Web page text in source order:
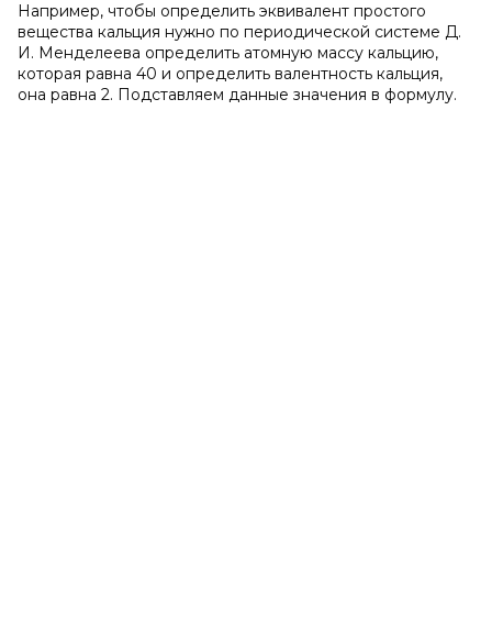
Например, чтобы определить эквивалент простого
вещества кальция нужно по периодической системе Д.
И. Менделеева определить атомную массу кальцию,
которая равна 40 и определить валентность кальция,
она равна 2. Подставляем данные значения в формулу.